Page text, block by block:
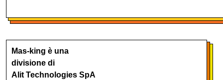
Mas-king è una
divisione di
Alit Technologies SpA